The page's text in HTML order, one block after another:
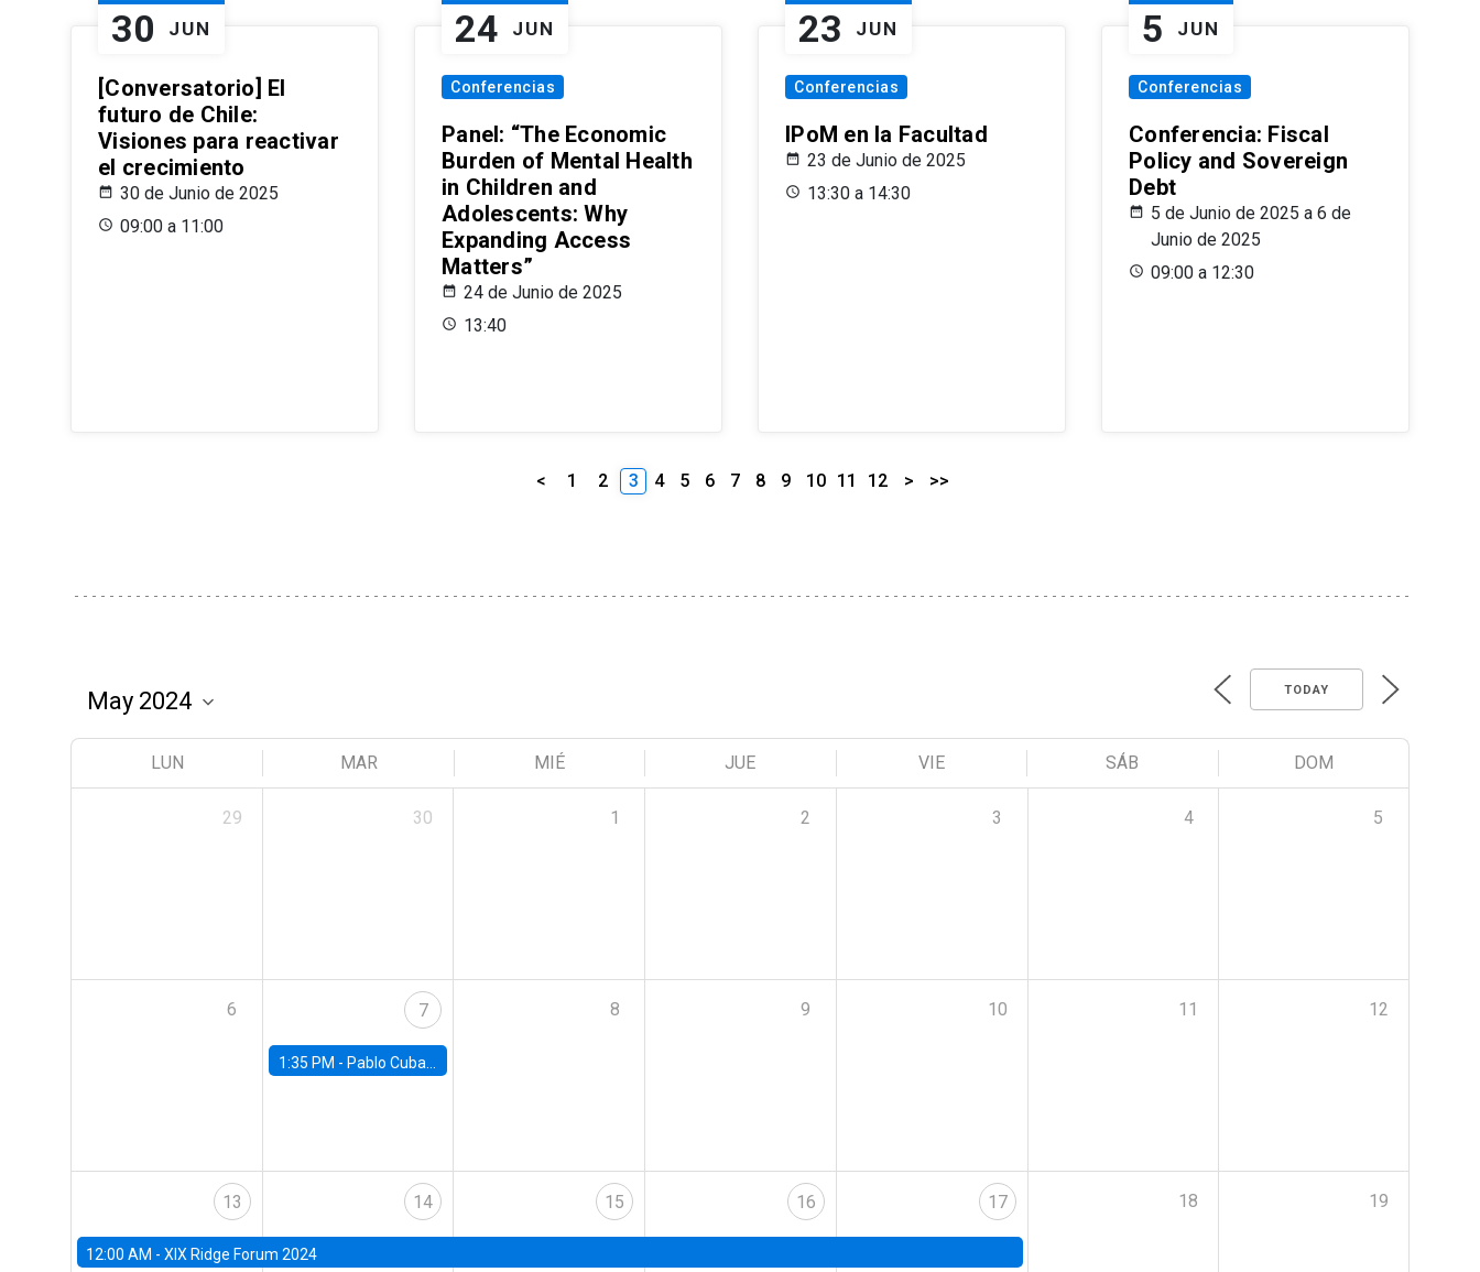
30 JUN
[Conversatorio] El
futuro de Chile:
Visiones para reactivar
el crecimiento
30 de Junio de 2025
09:00 a 11:00
24 JUN
Conferencias
Panel: “The Economic
Burden of Mental Health
in Children and
Adolescents: Why
Expanding Access
Matters”
24 de Junio de 2025
13:40
23 JUN
Conferencias
IPoM en la Facultad
23 de Junio de 2025
13:30 a 14:30
5 JUN
Conferencias
Conferencia: Fiscal
Policy and Sovereign
Debt
5 de Junio de 2025 a 6 de
Junio de 2025
09:00 a 12:30
< 1 2 3 4 5 6 7 8 9 10 11 12 > >>
TODAY
LUN MAR MIÉ JUE VIE SÁB DOM
29 30 1 2 3 4 5
6 7
1:35 PM - Pablo Cuba, FED Board
8 9 10 11 12
13
12:00 AM - XIX Ridge Forum 2024
14 15 16 17 18 19